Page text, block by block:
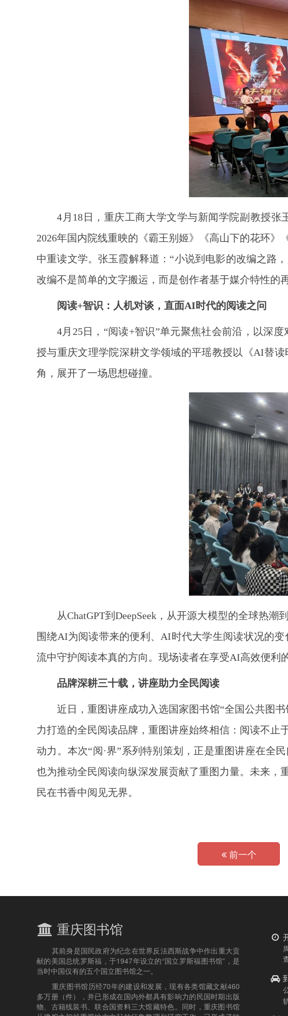
4月18日，重庆工商大学文学与新闻学院副教授
2026年国内院线重映的《霸王别姬》《高山下的花环
中重读文学。张玉霞解释道：“小说到电影的改编之路
改编不是简单的文字搬运，而是创作者基于媒介特性的
阅读+智识：人机对谈，直面AI时代的阅读之问
4月25日，“阅读+智识”单元聚焦社会前沿，以深
授与重庆文理学院深耕文学领域的平瑶教授以《AI替
角，展开了一场思想碰撞。
从ChatGPT到DeepSeek，从开源大模型的全球热
围绕AI为阅读带来的便利、AI时代大学生阅读状况的
流中守护阅读本真的方向。现场读者在享受AI高效便利
品牌深耕三十载，讲座助力全民阅读
近日，重图讲座成功入选国家图书馆“全国公共图
力打造的全民阅读品牌，重图讲座始终相信：阅读不
动力。本次“阅·界”系列特别策划，正是重图讲座在全
也为推动全民阅读向纵深发展贡献了重图力量。未来
民在书香中阅见无界。
前一个
重庆图书馆
其前身是国民政府为纪念在世界反法西斯战争中作出重大贡
献的美国总统罗斯福，于1947年设立的“国立罗斯福图书馆”，是
当时中国仅有的五个国立图书馆之一。
重庆图书馆历经70年的建设和发展，现有各类馆藏文献460
多万册（件），并已形成在国内外都具有影响力的民国时期出版
物、古籍线装书、联合国资料三大馆藏特色。同时，重庆图书馆